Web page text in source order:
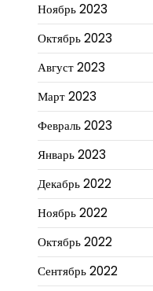
Ноябрь 2023
Октябрь 2023
Август 2023
Март 2023
Февраль 2023
Январь 2023
Декабрь 2022
Ноябрь 2022
Октябрь 2022
Сентябрь 2022